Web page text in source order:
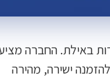
את תחום התיירות באילת. החברה
ישירה, מהירה